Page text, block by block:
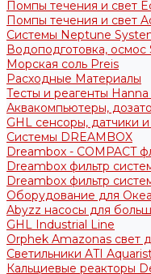
Помпы течения и свет
Помпы течения и свет
Системы Neptune
Водоподготовка, осмос
Морская соль Preis
Расходные Материалы
Тесты и реагенты
Аквакомпьютеры,
GHL сенсоры, датчики
Системы DREAMBOX
Dreambox - COMPACT
Dreambox фильтр
Dreambox фильтр
Оборудование для
Abyzz насосы для
GHL Industrial Line
Orphek Amazonas свет
Светильники ATI
Кальциевые реакторы